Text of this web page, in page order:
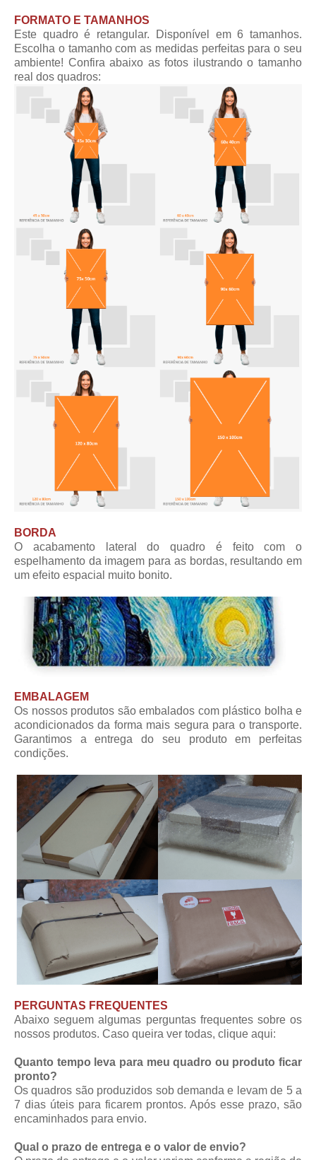
FORMATO E TAMANHOS
Este quadro é retangular. Disponível em 6 tamanhos.
Escolha o tamanho com as medidas perfeitas para o seu
ambiente! Confira abaixo as fotos ilustrando o tamanho
real dos quadros:
BORDA
O acabamento lateral do quadro é feito com o
espelhamento da imagem para as bordas, resultando em
um efeito espacial muito bonito.
EMBALAGEM
Os nossos produtos são embalados com plástico bolha e
acondicionados da forma mais segura para o transporte.
Garantimos a entrega do seu produto em perfeitas
condições.
PERGUNTAS FREQUENTES
Abaixo seguem algumas perguntas frequentes sobre os
nossos produtos. Caso queira ver todas, clique aqui:
Quanto tempo leva para meu quadro ou produto ficar
pronto?
Os quadros são produzidos sob demanda e levam de 5 a
7 dias úteis para ficarem prontos. Após esse prazo, são
encaminhados para envio.
Qual o prazo de entrega e o valor de envio?